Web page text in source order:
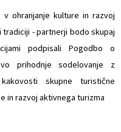
ohranjanje kulture in razvoj
- partnerji bodo skupaj
podpisali Pogodbo o
prihodnje sodelovanje z
skupne turistične
in razvoj aktivnega turizma